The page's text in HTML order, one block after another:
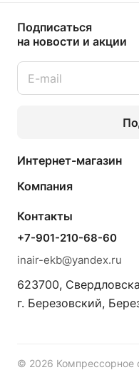
Подписаться
на новости и акции
Интернет-магазин
Компания
Контакты
+7-901-210-68-60
inair-ekb@yandex.ru
623700,
г. Березовский,
© 2026 Компрессорное